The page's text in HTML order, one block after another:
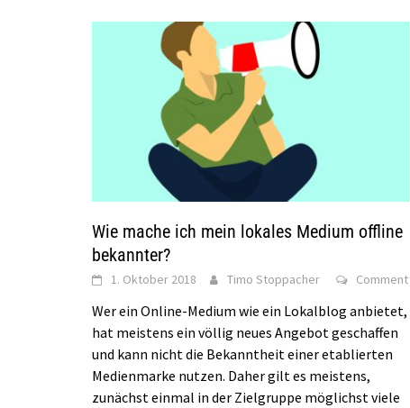
Wie mache ich mein lokales Medium offline
bekannter?
1. Oktober 2018 Timo Stoppacher Comment
Wer ein Online-Medium wie ein Lokalblog anbietet,
hat meistens ein völlig neues Angebot geschaffen
und kann nicht die Bekanntheit einer etablierten
Medienmarke nutzen. Daher gilt es meistens,
zunächst einmal in der Zielgruppe möglichst viele